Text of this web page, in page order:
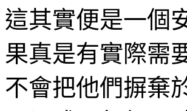
這其實便是一個
果真是有實際需
不會把他們摒棄